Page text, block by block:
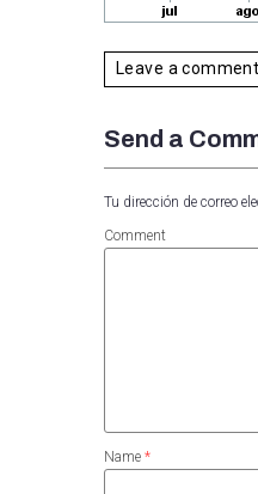
Leave a comment
Send a
Tu dirección de correo
Comment
Name *